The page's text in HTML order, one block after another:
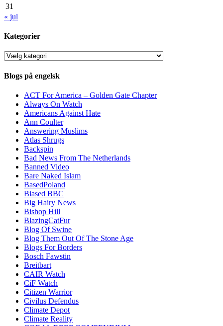
31
« jul
Kategorier
Kategorier
Blogs på engelsk
ACT For America – Golden Gate Chapter
Always On Watch
Americans Against Hate
Ann Coulter
Answering Muslims
Atlas Shrugs
Backspin
Bad News From The Netherlands
Banned Video
Bare Naked Islam
BasedPoland
Biased BBC
Big Hairy News
Bishop Hill
BlazingCatFur
Blog Of Swine
Blog Them Out Of The Stone Age
Blogs For Borders
Bosch Fawstin
Breitbart
CAIR Watch
CiF Watch
Citizen Warrior
Civilus Defendus
Climate Depot
Climate Reality